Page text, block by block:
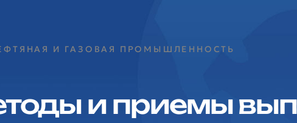
И ГАЗОВАЯ ПРОМЫШЛЕННОСТЬ
и приемы